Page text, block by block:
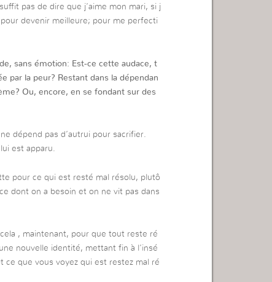
pas de dire que j’aime mon mari, si j
devenir meilleure; pour me perfecti
sans émotion: Est-ce cette audace, t
par la peur? Restant dans la dépendan
Ou, encore, en se fondant sur des
dépend pas d’autrui pour sacrifier.
est apparu.
pour ce qui est resté mal résolu, plutô
dont on a besoin et on ne vit pas dans
, maintenant, pour que tout reste ré
nouvelle identité, mettant fin à l’insé
ce que vous voyez qui est restez mal ré